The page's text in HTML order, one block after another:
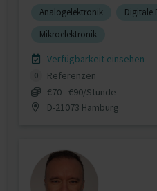
Analogelektronik Digitale
Mikroelektronik
Verfügbarkeit einsehen
0
Referenzen
€70 - €90/Stunde
D-21073 Hamburg